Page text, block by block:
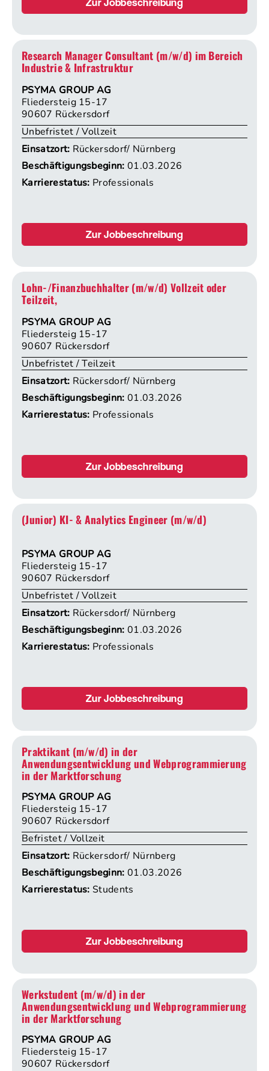
Research Manager Consultant (m/w/d) im Bereich
Industrie & Infrastruktur
PSYMA GROUP AG
Fliedersteig 15-17
90607 Rückersdorf
Unbefristet / Vollzeit
Einsatzort: Rückersdorf/ Nürnberg
Beschäftigungsbeginn:01.03.2026
Karrierestatus: Professionals
Zur Jobbeschreibung
Lohn-/Finanzbuchhalter (m/w/d) Vollzeit oder
Teilzeit,
PSYMA GROUP AG
Fliedersteig 15-17
90607 Rückersdorf
Unbefristet / Teilzeit
Einsatzort: Rückersdorf/ Nürnberg
Beschäftigungsbeginn:01.03.2026
Karrierestatus: Professionals
Zur Jobbeschreibung
(Junior) KI- & Analytics Engineer (m/w/d)
PSYMA GROUP AG
Fliedersteig 15-17
90607 Rückersdorf
Unbefristet / Vollzeit
Einsatzort: Rückersdorf/ Nürnberg
Beschäftigungsbeginn:01.03.2026
Karrierestatus: Professionals
Zur Jobbeschreibung
Praktikant (m/w/d) in der
Anwendungsentwicklung und Webprogrammierung
in der Marktforschung
PSYMA GROUP AG
Fliedersteig 15-17
90607 Rückersdorf
Befristet / Vollzeit
Einsatzort: Rückersdorf/ Nürnberg
Beschäftigungsbeginn:01.03.2026
Karrierestatus:Students
Zur Jobbeschreibung
Werkstudent (m/w/d) in der
Anwendungsentwicklung und Webprogrammierung
in der Marktforschung
PSYMA GROUP AG
Fliedersteig 15-17
90607 Rückersdorf